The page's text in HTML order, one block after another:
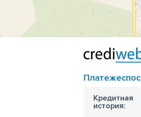
Кредитная
история: